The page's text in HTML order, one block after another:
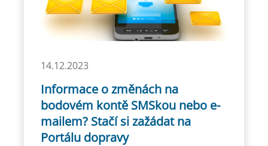
14.12.2023
Informace o změnách na
bodovém kontě SMSkou nebo e-
mailem? Stačí si zažádat na
Portálu dopravy